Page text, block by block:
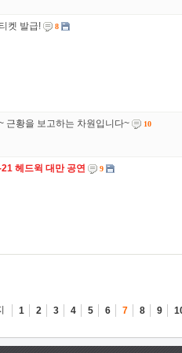
켓 발급! 8
근황을 보고하는 차원입니다~ 10
헤드윅 대만 공연 9
1 2 3 4 5 6 7 8 9